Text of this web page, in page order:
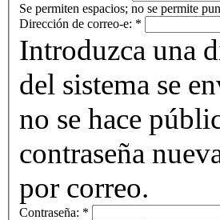
Se permiten espacios; no se permite
Dirección de correo-e: *
Introduzca una
del sistema se
no se hace
contraseña
por correo.
Contraseña: *